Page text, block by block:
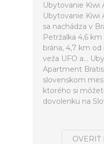
Ubytovanie Kiwi
Ubytovanie Kiwi
sa nachádza v
Petržalka 4,6
brána, 4,7 km
veža UFO a...
Apartment
slovenskom
ktorého si
dovolenku na
OVERIŤ